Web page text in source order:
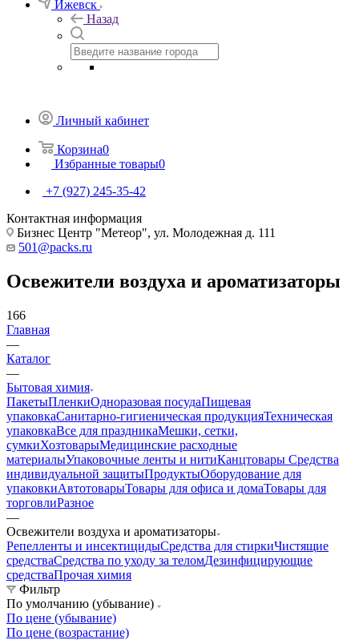
Ижевск
Назад
Личный кабинет
Корзина0
Избранные товары0
+7 (927) 245-35-42
Контактная информация
Бизнес Центр "Метеор", ул. Молодежная д. 111
501@packs.ru
Освежители воздуха и ароматизаторы
166
Главная
—
Каталог
—
Бытовая химия
ПакетыПленкиОдноразовая посудаПищевая
упаковкаСанитарно-гигиеническая продукцияТехническая
упаковкаВсе для праздникаМешки, сетки,
сумкиХозтоварыМедицинские расходные
материалыУпаковочные ленты и нитиКанцтовары Средства
индивидуальной защитыПродуктыОборудование для
упаковкиАвтотоварыТовары для офиса и домаТовары для
торговлиРазное
—
Освежители воздуха и ароматизаторы
Репелленты и инсектицидыСредства для стиркиЧистящие
средстваСредства по уходу за теломДезинфицирующие
средстваПрочая химия
Фильтр
По умолчанию (убывание)
По цене (убывание)
По цене (возрастание)